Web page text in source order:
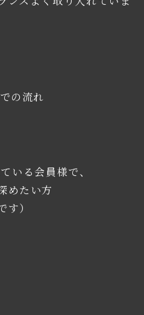
の流れ
いる会員様で、
めたい方
）